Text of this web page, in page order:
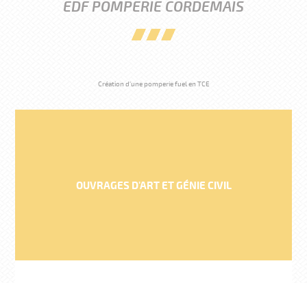
EDF POMPERIE CORDEMAIS
Création d'une pomperie fuel en TCE
OUVRAGES D'ART ET GÉNIE CIVIL